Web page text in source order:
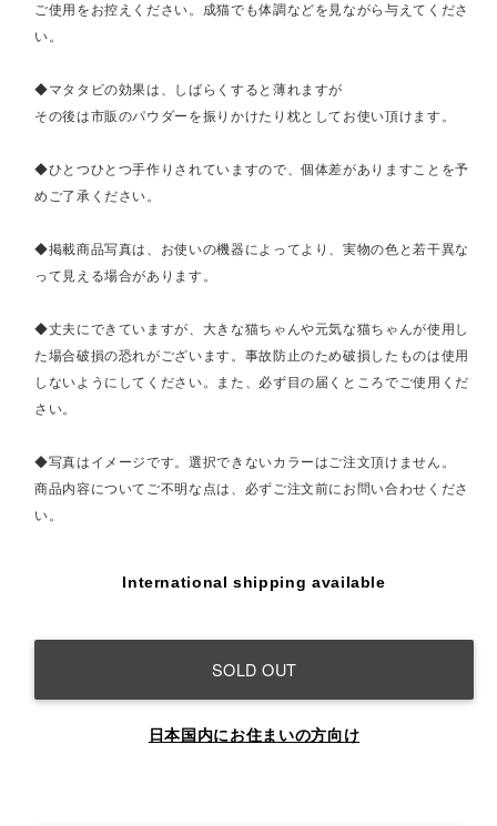
ご使用をお控えください。成猫でも体調などを見ながら与えてくださ
い。
◆マタタビの効果は、しばらくすると薄れますが
その後は市販のパウダーを振りかけたり枕としてお使い頂けます。
◆ひとつひとつ手作りされていますので、個体差がありますことを予
めご了承ください。
◆掲載商品写真は、お使いの機器によってより、実物の色と若干異な
って見える場合があります。
◆丈夫にできていますが、大きな猫ちゃんや元気な猫ちゃんが使用し
た場合破損の恐れがございます。事故防止のため破損したものは使用
しないようにしてください。また、必ず目の届くところでご使用くだ
さい。
◆写真はイメージです。選択できないカラーはご注文頂けません。
商品内容についてご不明な点は、必ずご注文前にお問い合わせくださ
い。
International shipping available
SOLD OUT
日本国内にお住まいの方向け